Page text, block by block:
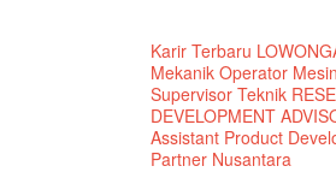
Karir Terbaru
Mekanik Operator
Supervisor Teknik
DEVELOPMENT
Assistant Product
Partner Nusantara